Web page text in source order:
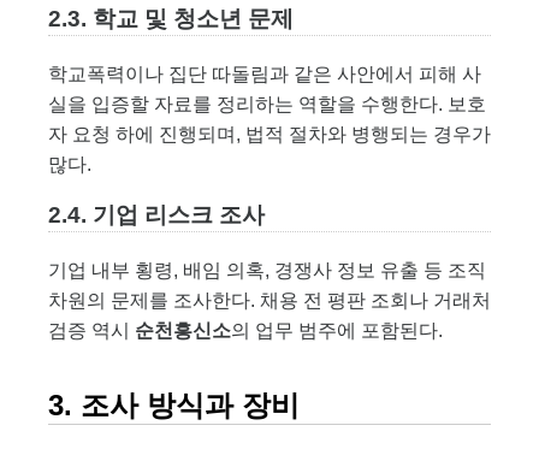
2.3. 학교 및 청소년 문제
학교폭력이나 집단 따돌림과 같은 사안에서 피해 사
실을 입증할 자료를 정리하는 역할을 수행한다. 보호
자 요청 하에 진행되며, 법적 절차와 병행되는 경우가
많다.
2.4. 기업 리스크 조사
기업 내부 횡령, 배임 의혹, 경쟁사 정보 유출 등 조직
차원의 문제를 조사한다. 채용 전 평판 조회나 거래처
검증 역시 순천흥신소의 업무 범주에 포함된다.
3. 조사 방식과 장비